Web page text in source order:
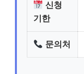
신청
기한
문의처